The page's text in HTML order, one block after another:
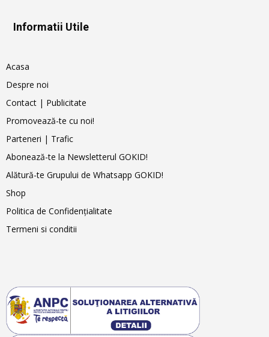
Informatii Utile
Acasa
Despre noi
Contact | Publicitate
Promovează-te cu noi!
Parteneri | Trafic
Abonează-te la Newsletterul GOKID!
Alătură-te Grupului de Whatsapp GOKID!
Shop
Politica de Confidențialitate
Termeni si conditii